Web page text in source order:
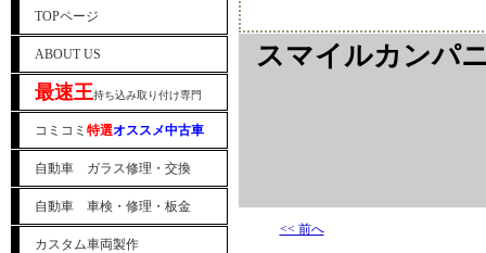
TOPページ
ABOUT US
最速王持ち込み取り付け専門
コミコミ 特選オススメ中古車
自動車 ガラス修理・交換
自動車 車検・修理・板金
カスタム車両製作
スマイルカンパ
<< 前へ